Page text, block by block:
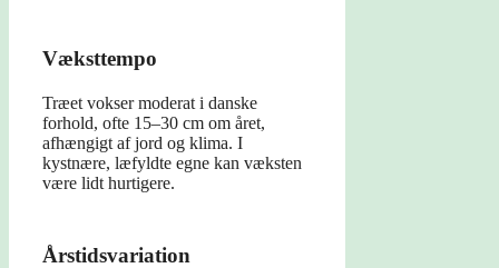
Væksttempo
Træet vokser moderat i danske
forhold, ofte 15–30 cm om året,
afhængigt af jord og klima. I
kystnære, læfyldte egne kan væksten
være lidt hurtigere.
Årstidsvariation